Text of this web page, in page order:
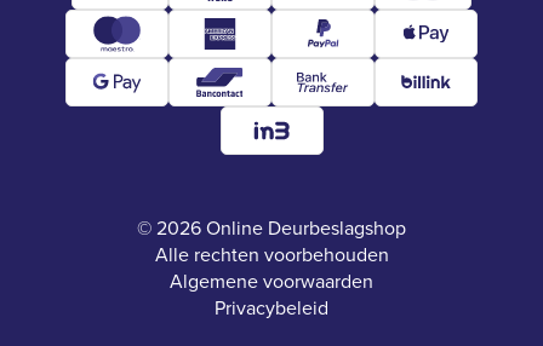
© 2026 Online Deurbeslagshop
Alle rechten voorbehouden
Algemene voorwaarden
Privacybeleid